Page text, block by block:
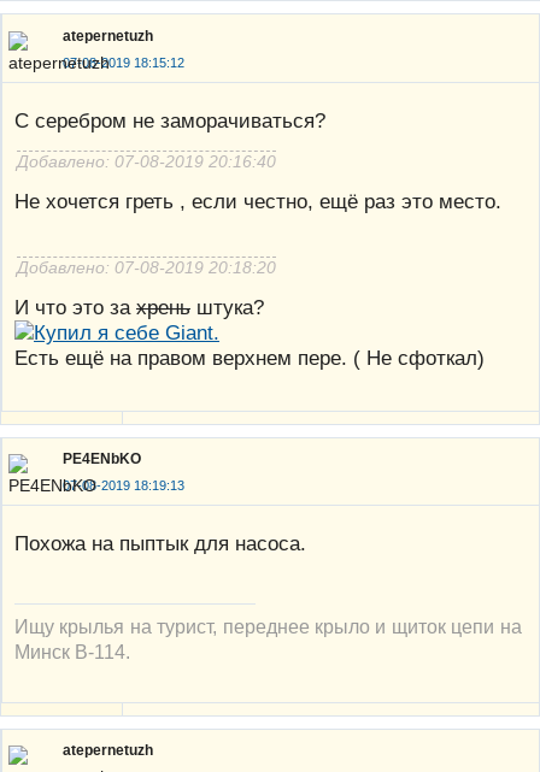
atepernetuzh
07-08-2019 18:15:12
С серебром не заморачиваться?
Добавлено: 07-08-2019 20:16:40
Не хочется греть , если честно, ещё раз это место.
Добавлено: 07-08-2019 20:18:20
И что это за хрень штука?
Есть ещё на правом верхнем пере. ( Не сфоткал)
PE4ENbKO
07-08-2019 18:19:13
Похожа на пыптык для насоса.
Ищу крылья на турист, переднее крыло и щиток цепи на
Минск В-114.
atepernetuzh